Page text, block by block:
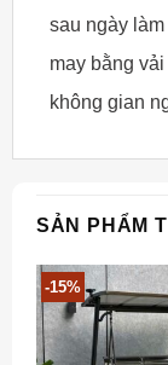
sau ngày
may bằng
không gian
SẢN PHẨM
-15%